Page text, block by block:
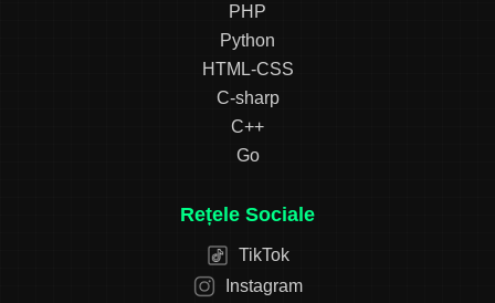
PHP
Python
HTML-CSS
C-sharp
C++
Go
Rețele Sociale
TikTok
Instagram